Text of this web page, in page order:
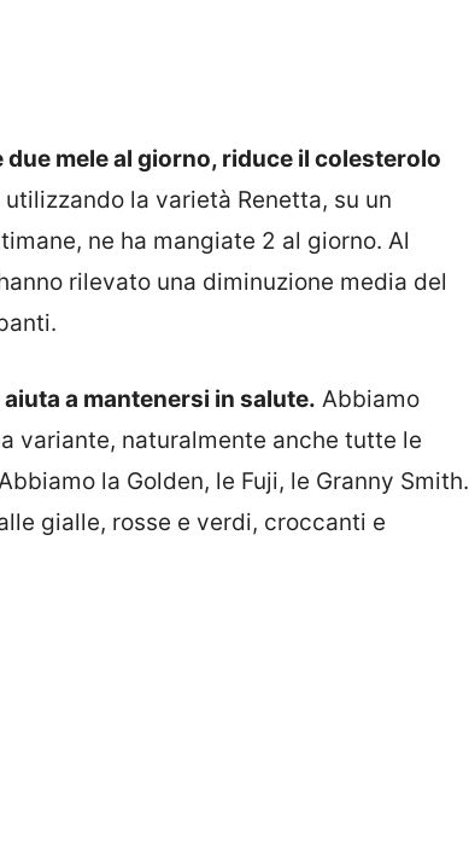
due mele al giorno, riduce il colesterolo
la varietà Renetta, su un
ne ha mangiate 2 al giorno. Al
rilevato una diminuzione media del
aiuta a mantenersi in salute. Abbiamo
variante, naturalmente anche tutte le
la Golden, le Fuji, le Granny Smith.
gialle, rosse e verdi, croccanti e